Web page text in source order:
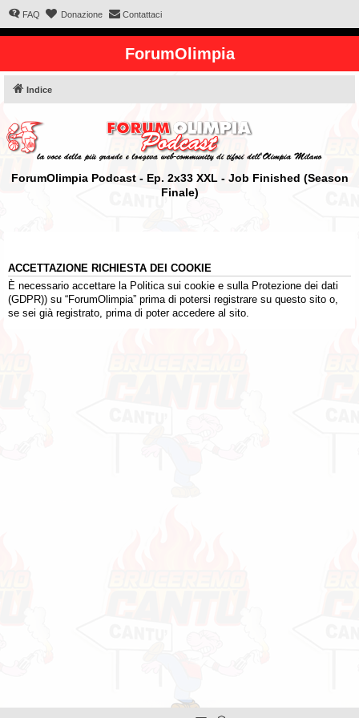
FAQ Donazione Contattaci
ForumOlimpia
Indice
ForumOlimpia Podcast - Ep. 2x33 XXL - Job Finished (Season
Finale)
ACCETTAZIONE RICHIESTA DEI COOKIE
È necessario accettare la Politica sui cookie e sulla Protezione dei dati
(GDPR)) su “ForumOlimpia” prima di potersi registrare su questo sito o,
se sei già registrato, prima di poter accedere al sito.